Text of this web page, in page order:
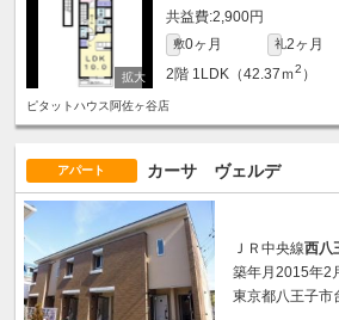
2,900円
敷0ヶ月 礼2ヶ月
2階 1LDK（42.37ｍ2 ）
ピタットハウス阿佐ヶ谷店
アパート カーサ ヴェルデ
ＪＲ中央線西八
築年月2015年2
東京都八王子市